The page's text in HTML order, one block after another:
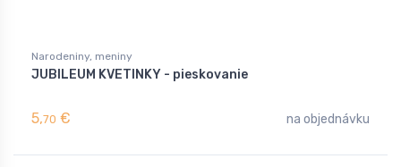
Narodeniny, meniny
JUBILEUM KVETINKY - pieskovanie
5,70 € na objednávku